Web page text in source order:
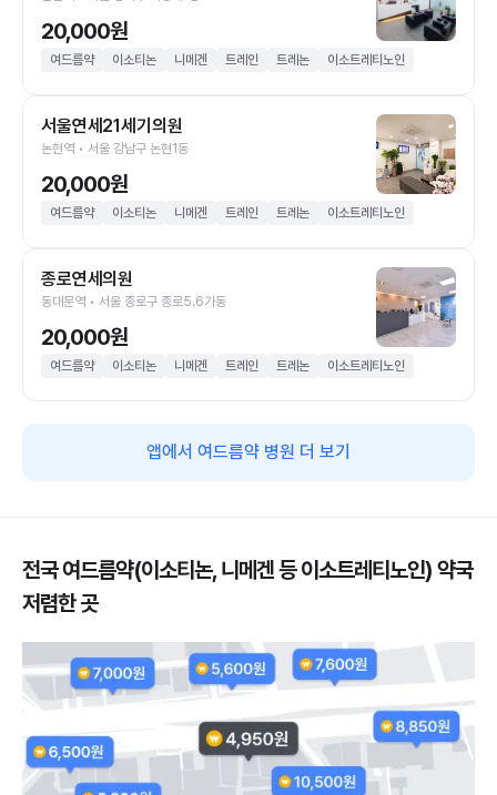
20,000원
여드름약 이소티논 니메겐 트레인 트레논 이소트레티노인
서울연세21세기의원
논현역 • 서울 강남구 논현1동
20,000원
여드름약 이소티논 니메겐 트레인 트레논 이소트레티노인
종로연세의원
동대문역 • 서울 종로구 종로5.6가동
20,000원
여드름약 이소티논 니메겐 트레인 트레논 이소트레티노인
앱에서 여드름약 병원 더 보기
전국 여드름약(이소티논, 니메겐 등 이소트레티노인) 약국
저렴한 곳